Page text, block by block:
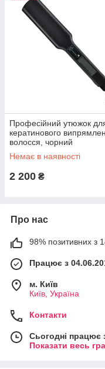
Професійний утюжок
кератинового
волосся, чорний
Немає в наявності
2 200 ₴
Про нас
98% позитивних з
Працює з
м. Київ
Київ, Україна
Контакти
Сьогодні працює
Показати весь